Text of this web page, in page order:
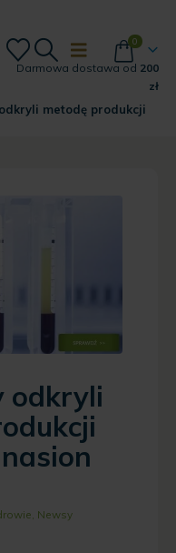
0
Darmowa dostawa od 200
zł
metodę produkcji
odkryli
Newsy